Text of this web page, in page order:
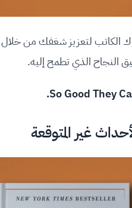
لتعزيز شغفك من خلال
النجاح الذي تطمح إليه.